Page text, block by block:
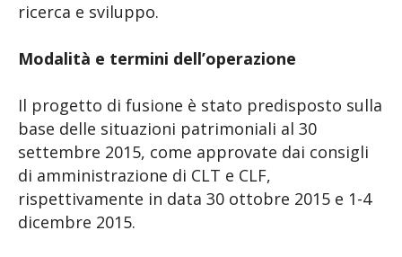
ricerca e sviluppo.
Modalità e termini dell’operazione
Il progetto di fusione è stato predisposto sulla
base delle situazioni patrimoniali al 30
settembre 2015, come approvate dai consigli
di amministrazione di CLT e CLF,
rispettivamente in data 30 ottobre 2015 e 1-4
dicembre 2015.